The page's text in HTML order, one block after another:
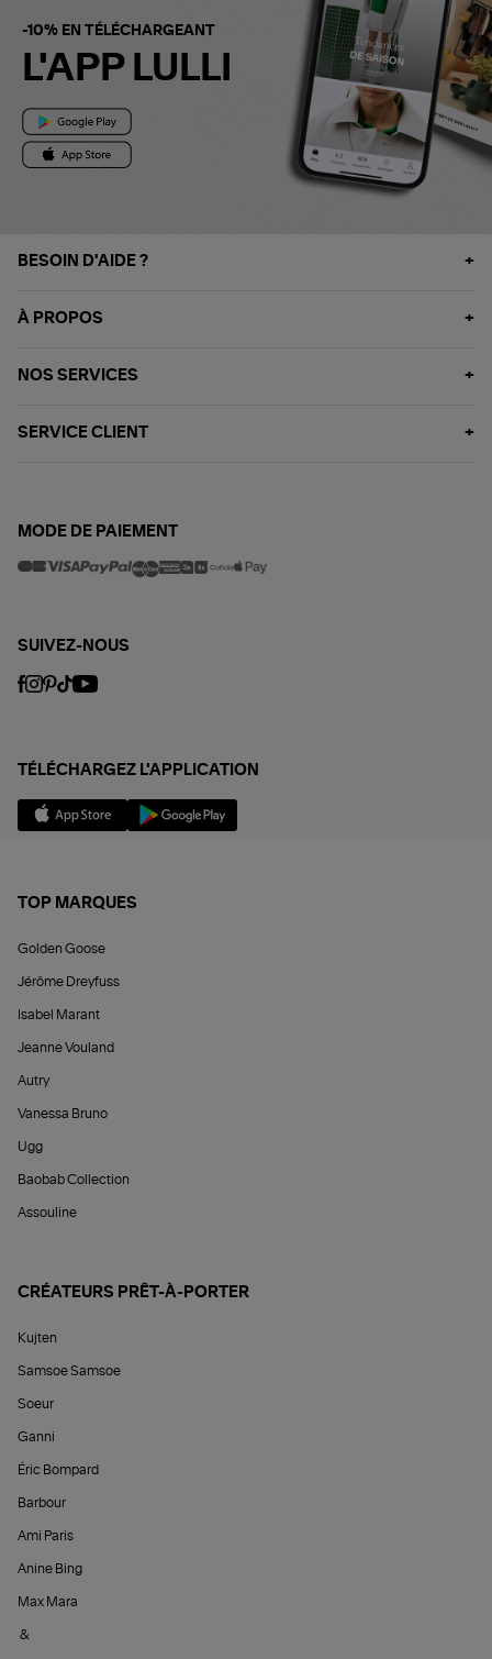
-10% EN TÉLÉCHARGEANT
L'APP LULLI
BESOIN D'AIDE ?
À PROPOS
NOS SERVICES
SERVICE CLIENT
MODE DE PAIEMENT
SUIVEZ-NOUS
TÉLÉCHARGEZ L'APPLICATION
TOP MARQUES
Golden Goose
Jérôme Dreyfuss
Isabel Marant
Jeanne Vouland
Autry
Vanessa Bruno
Ugg
Baobab Collection
Assouline
CRÉATEURS PRÊT-À-PORTER
Kujten
Samsoe Samsoe
Soeur
Ganni
Éric Bompard
Barbour
Ami Paris
Anine Bing
Max Mara
&